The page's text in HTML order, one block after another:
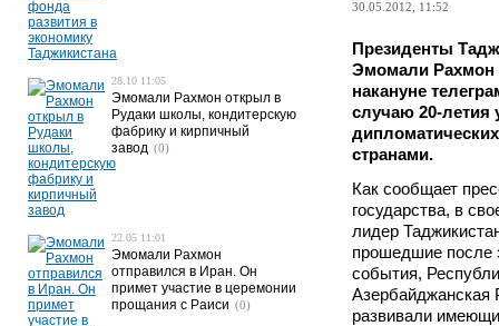
30.05.2012, 11:52
Президенты
Эмомали Рахмон
накануне
случаю 20-летия
странами.
Как сообщает
государства, в
лидер
прошедшие после
события,
Азербайджанская
развивали
28.10 11:05
Эмомали Рахмон открыл в
Рудаки школы, кондитерскую
фабрику и кирпичный
завод (0)
22.05 11:01
Эмомали Рахмон
отправился в Иран. Он
примет участие в церемонии
прощания с Раиси (0)